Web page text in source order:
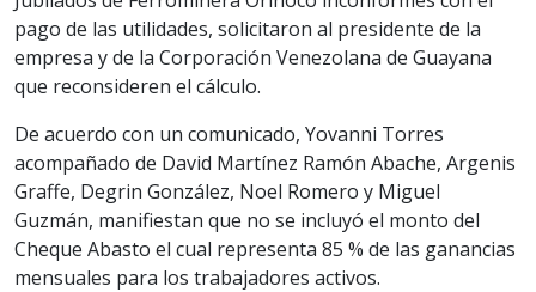
pago de las utilidades, solicitaron al presidente de la
empresa y de la Corporación Venezolana de Guayana
que reconsideren el cálculo.
De acuerdo con un comunicado, Yovanni Torres
acompañado de David Martínez Ramón Abache, Argenis
Graffe, Degrin González, Noel Romero y Miguel
Guzmán, manifiestan que no se incluyó el monto del
Cheque Abasto el cual representa 85 % de las ganancias
mensuales para los trabajadores activos.